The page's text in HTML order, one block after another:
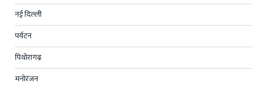
नई दिल्ली
पर्यटन
पिथोरागढ़
मनोरंजन